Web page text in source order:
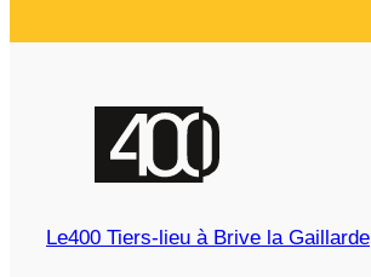
Le400 Tiers-lieu à Brive la Gaillarde